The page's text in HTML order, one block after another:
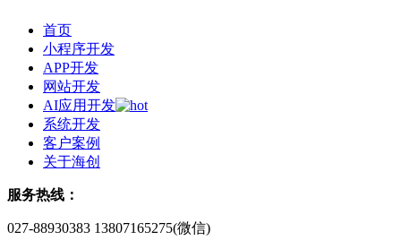
首页
小程序开发
APP开发
网站开发
AI应用开发
系统开发
客户案例
关于海创
服务热线：
027-88930383 13807165275(微信)